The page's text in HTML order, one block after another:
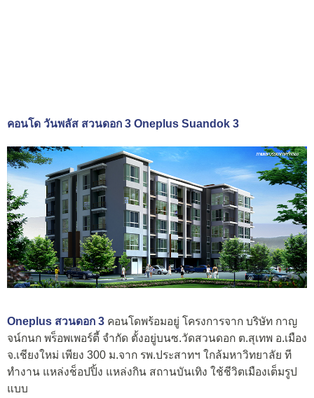
คอนโด วันพลัส สวนดอก 3 Oneplus Suandok 3
Oneplus สวนดอก 3 คอนโดพร้อมอยู่ โครงการจาก บริษัท กาญ
จน์กนก พร็อพเพอร์ตี้ จำกัด ตั้งอยู่บนซ.วัดสวนดอก ต.สุเทพ อ.เมือง
จ.เชียงใหม่ เพียง 300 ม.จาก รพ.ประสาทฯ ใกล้มหาวิทยาลัย ที
ทำงาน แหล่งช็อปปิ้ง แหล่งกิน สถานบันเทิง ใช้ชีวิตเมืองเต็มรูป
แบบ